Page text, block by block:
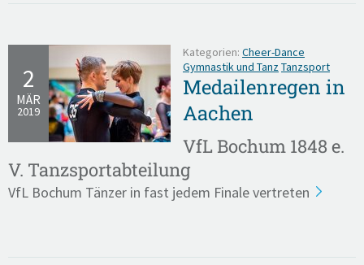
2
MÄR
2019
Kategorien: Cheer-Dance
Gymnastik und TanzTanzsport
Medailenregen in
Aachen
VfL Bochum 1848 e.
V. Tanzsportabteilung
VfL Bochum Tänzer in fast jedem Finale vertreten